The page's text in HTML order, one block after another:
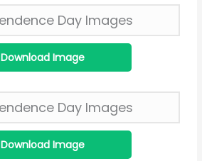
Download Image
Download Image